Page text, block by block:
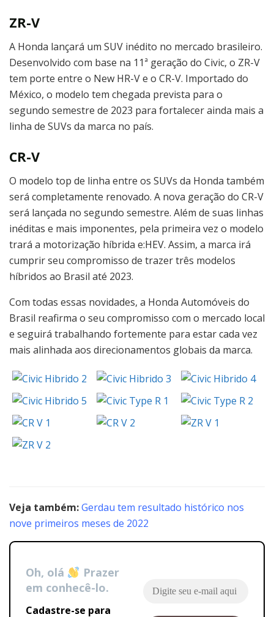
ZR-V
A Honda lançará um SUV inédito no mercado brasileiro.
Desenvolvido com base na 11ª geração do Civic, o ZR-V
tem porte entre o New HR-V e o CR-V. Importado do
México, o modelo tem chegada prevista para o
segundo semestre de 2023 para fortalecer ainda mais a
linha de SUVs da marca no país.
CR-V
O modelo top de linha entre os SUVs da Honda também
será completamente renovado. A nova geração do CR-V
será lançada no segundo semestre. Além de suas linhas
inéditas e mais imponentes, pela primeira vez o modelo
trará a motorização híbrida e:HEV. Assim, a marca irá
cumprir seu compromisso de trazer três modelos
híbridos ao Brasil até 2023.
Com todas essas novidades, a Honda Automóveis do
Brasil reafirma o seu compromisso com o mercado local
e seguirá trabalhando fortemente para estar cada vez
mais alinhada aos direcionamentos globais da marca.
Veja também:Gerdau tem resultado histórico nos
nove primeiros meses de 2022
Oh, olá
Prazer
em conhecê-lo.
Cadastre-se para